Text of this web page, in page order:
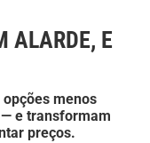
ALARDE, E
menos
e transformam
preços.